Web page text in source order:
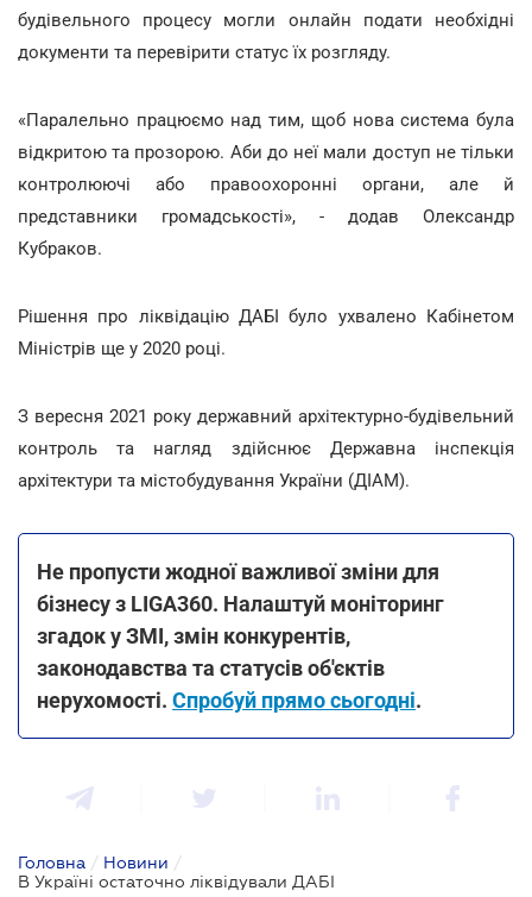
будівельного процесу могли онлайн подати необхідні
документи та перевірити статус їх розгляду.
«Паралельно працюємо над тим, щоб нова система була
відкритою та прозорою. Аби до неї мали доступ не тільки
контролюючі або правоохоронні органи, але й
представники громадськості», - додав Олександр
Кубраков.
Рішення про ліквідацію ДАБІ було ухвалено Кабінетом
Міністрів ще у 2020 році.
З вересня 2021 року державний архітектурно-будівельний
контроль та нагляд здійснює Державна інспекція
архітектури та містобудування України (ДІАМ).
Не пропусти жодної важливої зміни для
бізнесу з LIGA360. Налаштуй моніторинг
згадок у ЗМІ, змін конкурентів,
законодавства та статусів об'єктів
нерухомості. Спробуй прямо сьогодні.
Головна / Новини /
В Україні остаточно ліквідували ДАБІ